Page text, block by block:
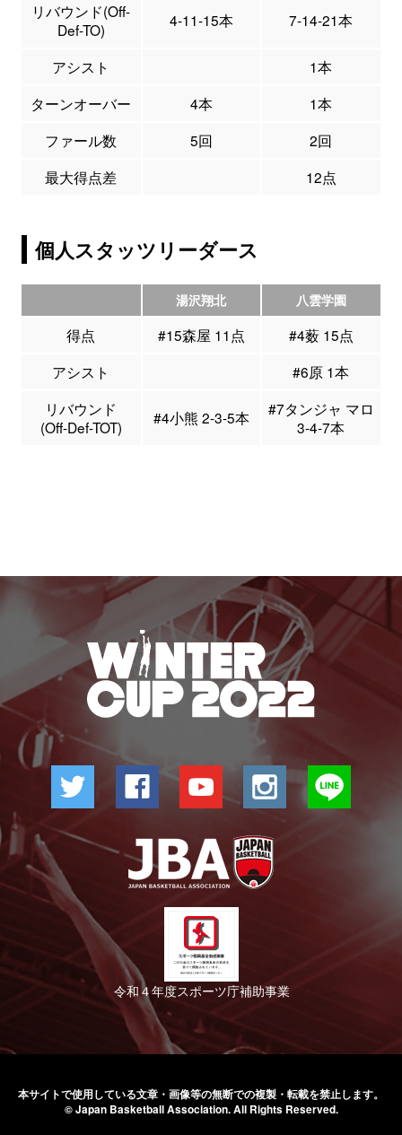
リバウンド(Off-
Def-TO)
4-11-15本 7-14-21本
アシスト
1本
ターンオーバー
4本
1本
ファール数
5回
2回
最大得点差
12点
個人スタッツリーダース
湯沢翔北 八雲学園
得点 #15森屋 11点
#4薮 15点
アシスト
#6原 1本
リバウンド
(Off-Def-TOT)
#4小熊 2-3-5本
#7タンジャ マロ
3-4-7本
令和４年度スポーツ庁補助事業
本サイトで使用している文章・画像等の無断での複製・転載を禁止します。
© Japan Basketball Association.All Rights Reserved.